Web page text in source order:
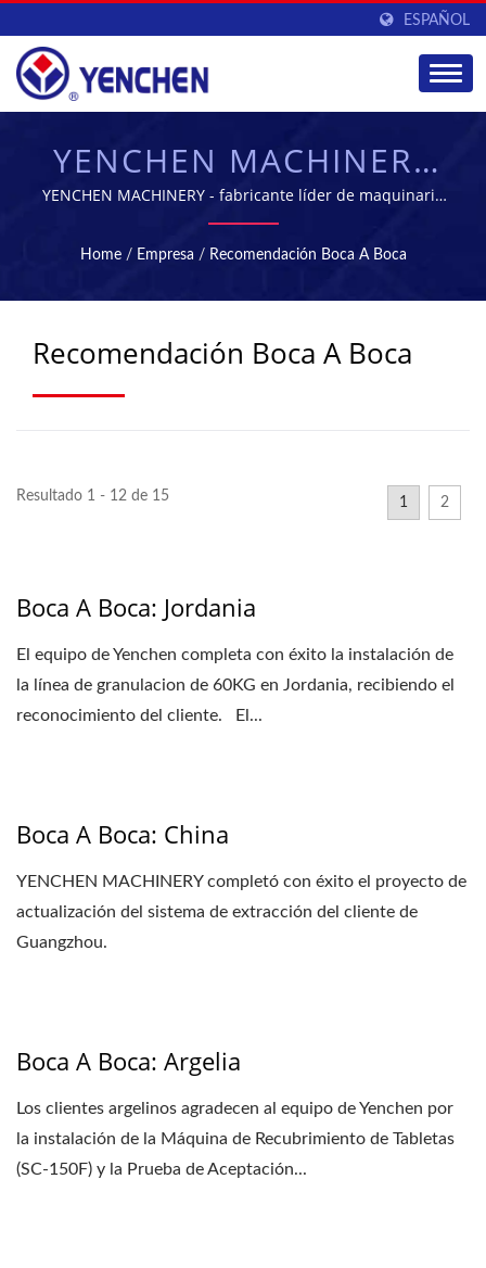
ESPAÑOL
YENCHEN MACHINERY
CO., LTD.
YENCHEN MACHINERY - fabricante líder de maquinaria
farmacéutica en Taiwán
Home / Empresa / Recomendación Boca A Boca
Recomendación Boca A Boca
Resultado 1 - 12 de 15 1 2
Boca A Boca: Jordania
El equipo de Yenchen completa con éxito la instalación de
la línea de granulacion de 60KG en Jordania, recibiendo el
reconocimiento del cliente. El...
Boca A Boca: China
YENCHEN MACHINERY completó con éxito el proyecto de
actualización del sistema de extracción del cliente de
Guangzhou.
Boca A Boca: Argelia
Los clientes argelinos agradecen al equipo de Yenchen por
la instalación de la Máquina de Recubrimiento de Tabletas
(SC-150F) y la Prueba de Aceptación...